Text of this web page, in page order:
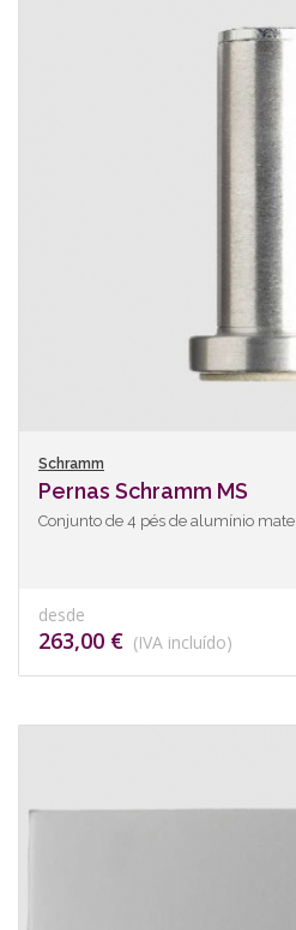
Schramm
Pernas Schramm MS
Conjunto de 4 pés de alumínio mate.
desde
263,00 € (IVA incluído)